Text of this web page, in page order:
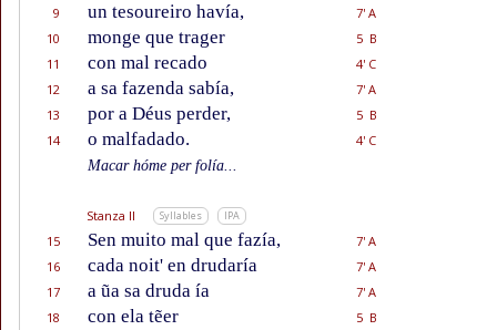
9
un tesoureiro havía,
7' A
10
monge que trager
5 B
11
con mal recado
4' C
12
a sa fazenda sabía,
7' A
13
por a Déus perder,
5 B
14
o malfadado.
4' C
Macar hóme per folía...
Stanza II Syllables IPA
15 Sen muito mal que fazía,
7' A
16
cada noit' en drudaría
7' A
17
a ũa sa druda ía
7' A
18
con ela tẽer
5 B